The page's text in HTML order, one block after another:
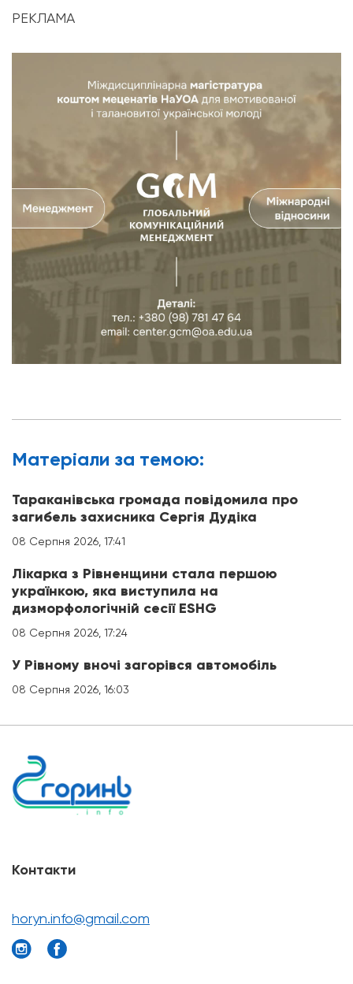
РЕКЛАМА
Матерiали за темою:
Тараканівська громада повідомила про
загибель захисника Сергія Дудіка
08 Серпня 2026, 17:41
Лікарка з Рівненщини стала першою
українкою, яка виступила на
дизморфологічній сесії ESHG
08 Серпня 2026, 17:24
У Рівному вночі загорівся автомобіль
08 Серпня 2026, 16:03
Контакти
horyn.info@gmail.com